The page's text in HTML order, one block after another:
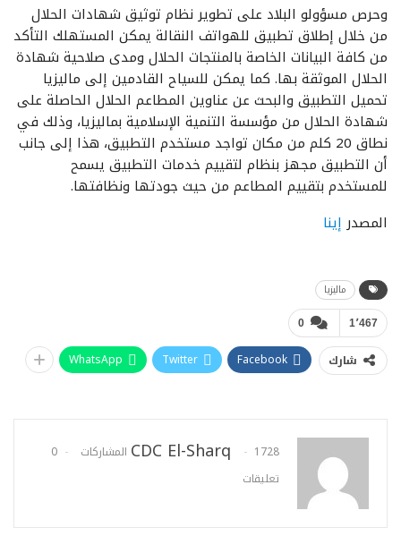
وحرص مسؤولو البلاد على تطوير نظام توثيق شهادات الحلال
من خلال إطلاق تطبيق للهواتف النقالة يمكن المستهلك التأكد
من كافة البيانات الخاصة بالمنتجات الحلال ومدى صلاحية شهادة
الحلال الموثقة بها. كما يمكن للسياح القادمين إلى ماليزيا
تحميل التطبيق والبحث عن عناوين المطاعم الحلال الحاصلة على
شهادة الحلال من مؤسسة التنمية الإسلامية بماليزيا، وذلك في
نطاق 20 كلم من مكان تواجد مستخدم التطبيق، هذا إلى جانب
أن التطبيق مجهز بنظام لتقييم خدمات التطبيق يسمح
للمستخدم بتقييم المطاعم من حيث جودتها ونظافتها.
المصدر إينا
ماليزيا
0 1٬467
شارك Facebook
Twitter
WhatsApp
CDC El-Sharq 1728 المشاركات
0
تعليقات